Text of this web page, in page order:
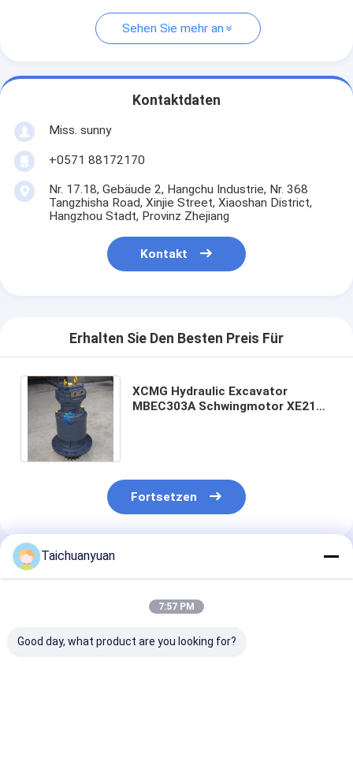
Sehen Sie mehr an
Kontaktdaten
Miss. sunny
+0571 88172170
Nr. 17.18, Gebäude 2, Hangchu Industrie, Nr. 368
Tangzhisha Road, Xinjie Street, Xiaoshan District,
Hangzhou Stadt, Provinz Zhejiang
Kontakt
Erhalten Sie Den Besten Preis Für
XCMG Hydraulic Excavator
MBEC303A Schwingmotor XE215i-
Fortsetzen
Empfohlene Produkte
Taichuanyuan
7:57 PM
Good day, what product are you looking for?